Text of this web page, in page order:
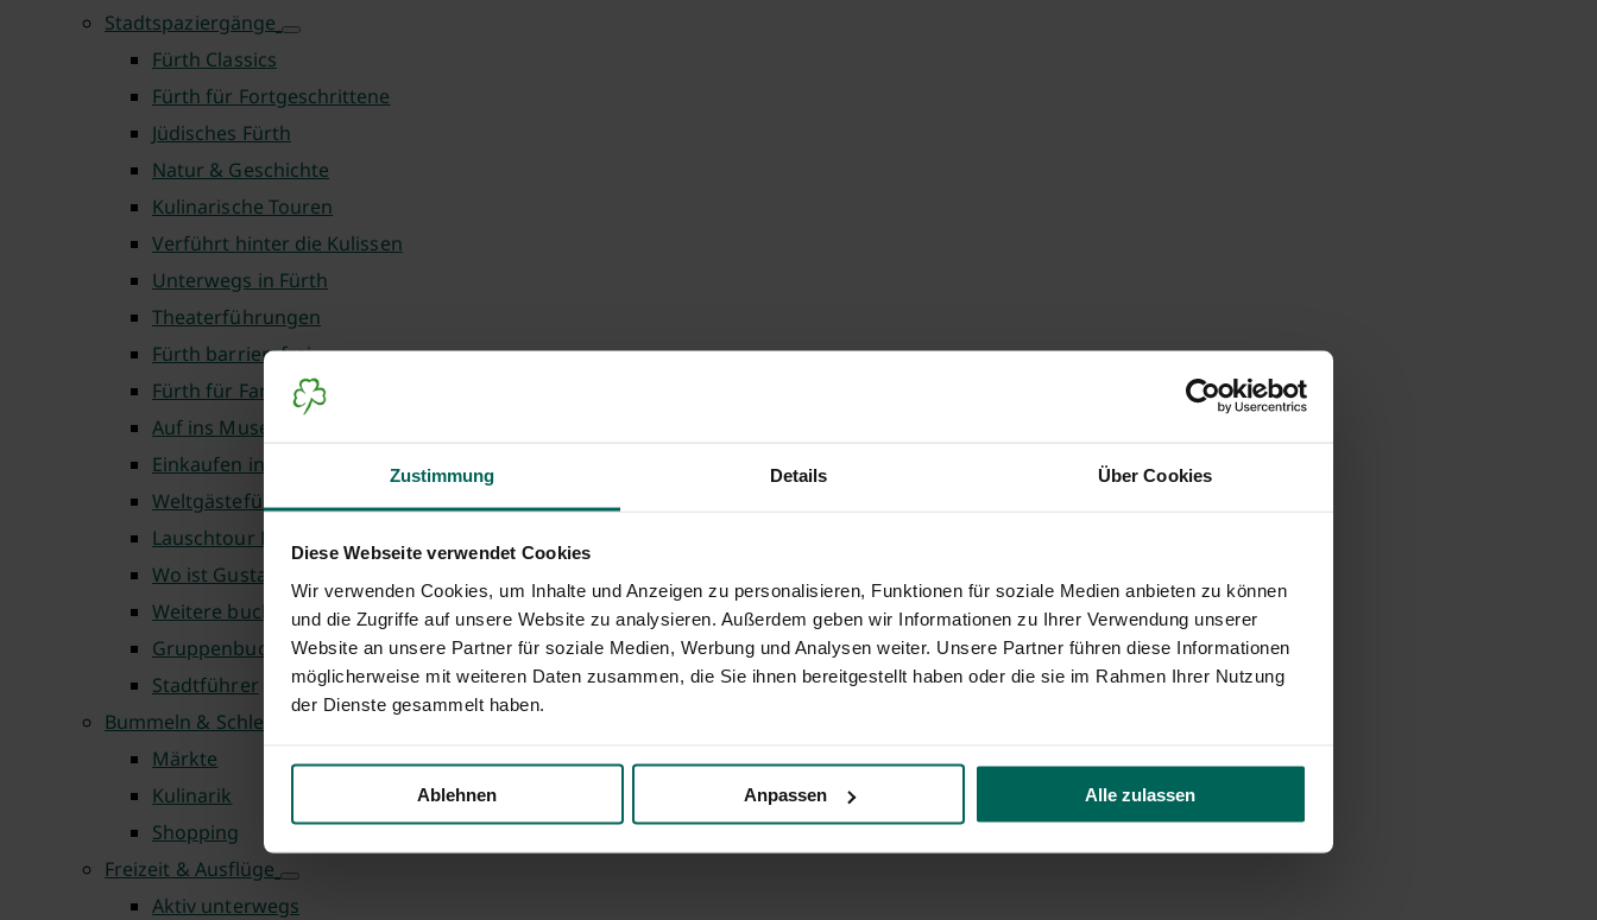
Zustimmung Details Über Cookies
Diese Webseite verwendet Cookies
Wir verwenden Cookies, um Inhalte und Anzeigen zu personalisieren, Funktionen für soziale Medien anbieten zu können
und die Zugriffe auf unsere Website zu analysieren. Außerdem geben wir Informationen zu Ihrer Verwendung unserer
Website an unsere Partner für soziale Medien, Werbung und Analysen weiter. Unsere Partner führen diese Informationen
möglicherweise mit weiteren Daten zusammen, die Sie ihnen bereitgestellt haben oder die sie im Rahmen Ihrer Nutzung
der Dienste gesammelt haben.
Ablehnen Anpassen Alle zulassen
Stadtspaziergänge
Fürth Classics
Fürth für Fortgeschrittene
Jüdisches Fürth
Natur & Geschichte
Kulinarische Touren
Verführt hinter die Kulissen
Unterwegs in Fürth
Theaterführungen
Fürth barrierefrei
Fürth für Familien
Auf ins Museum
Einkaufen in Fürth
Weltgästeführertag
Lauschtour Fürth
Wo ist Gustav
Weitere buchbare Führungen
Gruppenbuchung
Stadtführer
Bummeln & Schlemmen
Märkte
Kulinarik
Shopping
Freizeit & Ausflüge
Aktiv unterwegs